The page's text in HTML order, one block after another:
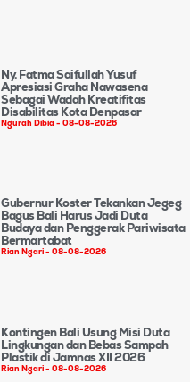
Ny. Fatma Saifullah Yusuf
Apresiasi Graha Nawasena
Sebagai Wadah Kreatifitas
Disabilitas Kota Denpasar
Ngurah Dibia 08-08-2026
Gubernur Koster Tekankan Jegeg
Bagus Bali Harus Jadi Duta
Budaya dan Penggerak Pariwisata
Bermartabat
Rian Ngari 08-08-2026
Kontingen Bali Usung Misi Duta
Lingkungan dan Bebas Sampah
Plastik di Jamnas XII 2026
Rian Ngari 08-08-2026